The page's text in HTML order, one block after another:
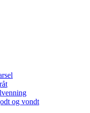
og vondt